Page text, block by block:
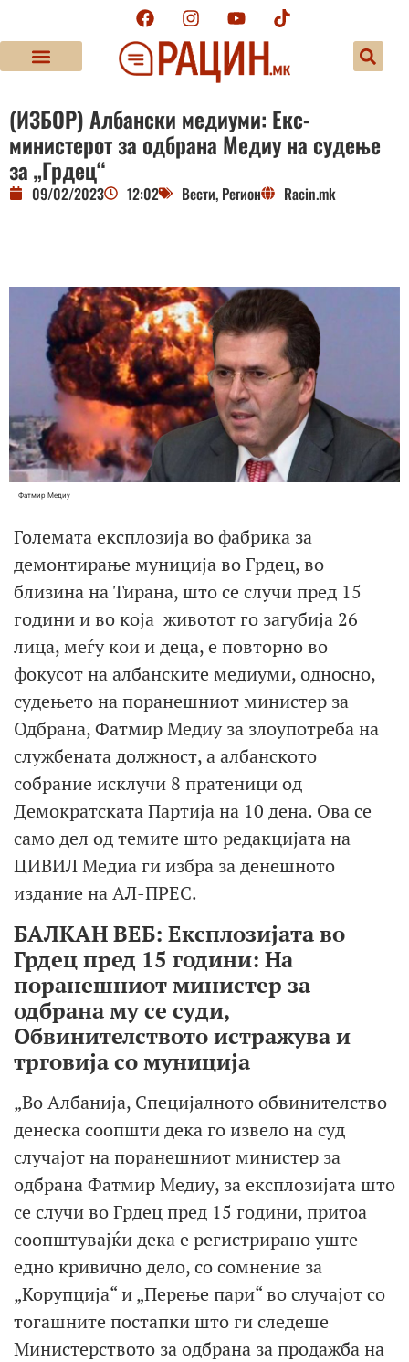
(ИЗБОР) Албански медиуми: Екс-
министерот за одбрана Медиу на судење
за „Грдец“
09/02/2023 12:02 Вести, Регион Racin.mk
Фатмир Медиу
Големата експлозија во фабрика за
демонтирање муниција во Грдец, во
близина на Тирана, што се случи пред 15
години и во која животот го загубија 26
лица, меѓу кои и деца, е повторно во
фокусот на албанските медиуми, односно,
судењето на поранешниот министер за
Одбрана, Фатмир Медиу за злоупотреба на
службената должност, а албанското
собрание исклучи 8 пратеници од
Демократската Партија на 10 дена. Ова се
само дел од темите што редакцијата на
ЦИВИЛ Медиа ги избра за денешното
издание на АЛ-ПРЕС.
БАЛКАН ВЕБ: Експлозијата во
Грдец пред 15 години: На
поранешниот министер за
одбрана му се суди,
Обвинителството истражува и
трговија со муниција
„Во Албанија, Специјалното обвинителство
денеска соопшти дека го извело на суд
случајот на поранешниот министер за
одбрана Фатмир Медиу, за експлозијата што
се случи во Грдец пред 15 години, притоа
соопштувајќи дека е регистрирано уште
едно кривично дело, со сомнение за
„Корупција“ и „Перење пари“ во случајот со
тогашните постапки што ги следеше
Министерството за одбрана за продажба на